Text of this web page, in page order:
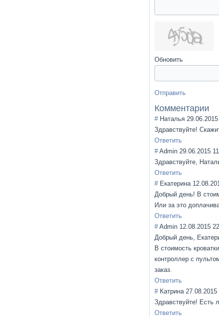
Обновить
Отправить
Комментарии
# Наталья
Здравствуйте!
Ответить
# Admin 29.06.2015
Здравствуйте,
Ответить
# Екатерина
Добрый день! В
Или за это
Ответить
# Admin 12.08.2015
Добрый день,
В стоимость
контроллер с
заказ.
Ответить
# Катрина 27.08.2015
Здравствуйте! Есть
Ответить